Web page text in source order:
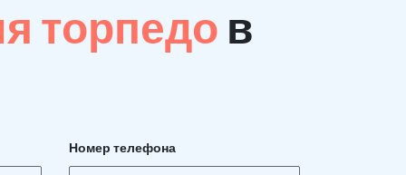
торпедо в
Номер телефона